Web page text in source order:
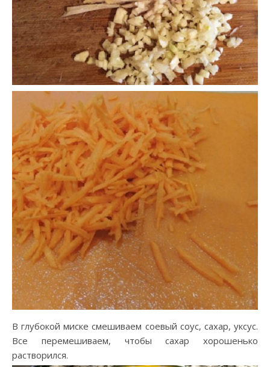
В глубокой миске смешиваем соевый соус, сахар, уксус.
Все перемешиваем, чтобы сахар хорошенько
растворился.